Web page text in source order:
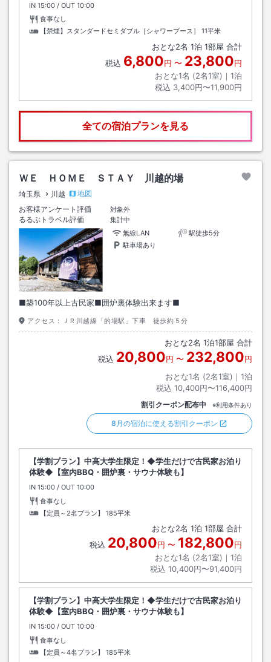
IN チェックイン
15:00 / OUT チェックアウト
10:00
食事なし
【禁煙】スタンダードセミダブル［シャワーブース］
11平米
おとな2名 1泊 1部屋 合計
税込 6,800円 〜 23,800円
おとな1名 (2名1室)｜ 1泊
税込 3,400円〜11,900円
全ての宿泊プランを見る
ＷＥ ＨＯＭＥ ＳＴＡＹ 川越的場
埼玉県 川越
地図
お客様アンケート評価
対象外
るるぶトラベル評価
集計中
無線LAN
駅徒歩5分
駐車場あり
■築100年以上古民家■囲炉裏体験出来ます■
アクセス： ＪＲ川越線「的場駅」下車 徒歩約５分
おとな2名 1泊1部屋 合計
税込 20,800円 〜 232,800円
おとな1名 (2名1室)｜ 1泊
税込 10,400円〜116,400円
割引クーポン配布中 ※利用条件あり
8月の宿泊に使える割引クーポン
【学割プラン】中高大学生限定！◆学生だけで古民家お泊り
体験◆【室内BBQ・囲炉裏・サウナ体験も】
IN チェックイン
15:00 / OUT チェックアウト
10:00
食事なし
【定員～2名プラン】
185平米
おとな2名 1泊 1部屋 合計
税込 20,800円 〜 182,800円
おとな1名 (2名1室)｜ 1泊
税込 10,400円〜91,400円
【学割プラン】中高大学生限定！◆学生だけで古民家お泊り
体験◆【室内BBQ・囲炉裏・サウナ体験も】
IN チェックイン
15:00 / OUT チェックアウト
10:00
食事なし
【定員～4名プラン】
185平米